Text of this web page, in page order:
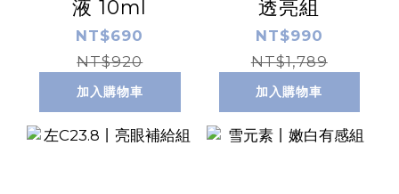
液 10ml
NT$690
NT$920
加入購物車
透亮組
NT$990
NT$1,789
加入購物車